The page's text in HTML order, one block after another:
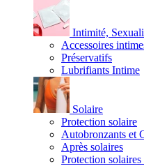
Intimité,
Accessoires
Préservatifs
Lubrifiants Intime
Solaire
Protection solaire
Autobronzants et
Après solaires
Protection solaires